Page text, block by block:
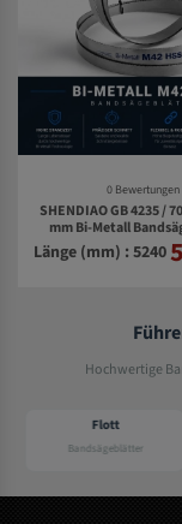
0 Bewertungen
SHENDIAO GB 4235 /
mm Bi-Metall
Länge (mm) : 5240
Hochwertige
Flott
Bandsägeblätter